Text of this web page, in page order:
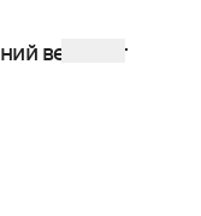
веб сайт